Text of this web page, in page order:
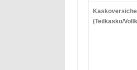
(Teilkasko/